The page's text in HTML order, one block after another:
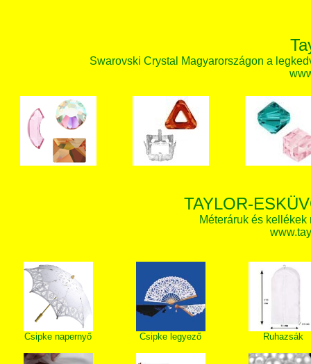
Swarovski Crystal Magyarországon a
TAYLOR-
Méteráruk és
Csipke napernyő Csipke legyező Ruhazsák